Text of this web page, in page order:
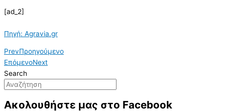
[ad_2]
Πηγή: Agravia.gr
PrevΠροηγούμενο
ΕπόμενοNext
Search
Ακολουθήστε μας στο Facebook